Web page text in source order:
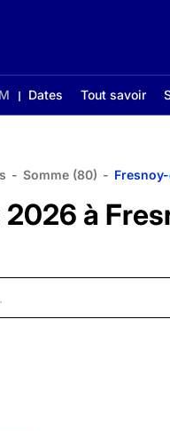
Dates Tout savoir
- Somme (80) -
à